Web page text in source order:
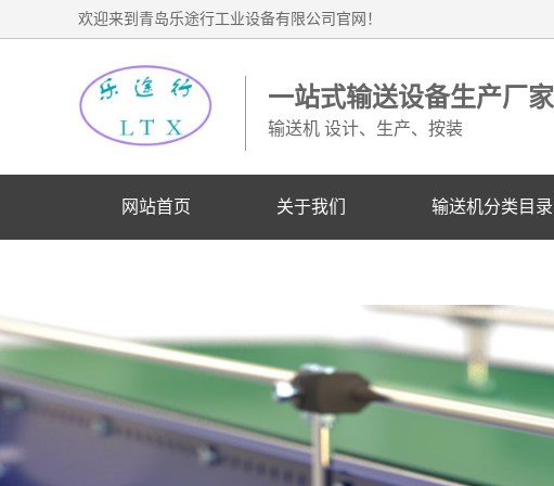
欢迎来到青岛乐途行工业设备有限公司官网！
一站式输送设备生产厂家
输送机 设计、生产、按装
网站首页 关于我们 输送机分类目录